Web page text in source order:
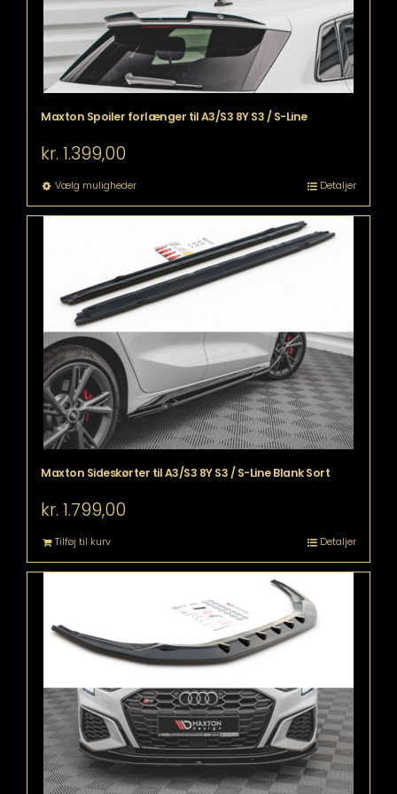
Maxton Spoiler forlænger til A3/S3 8Y S3 / S-Line
kr. 1.399,00
Vælg mulighederDette
vare
har
varianter.
Mulighederne
kan
vælges
varesiden
Detaljer
Maxton Sideskørter til A3/S3 8Y S3 / S-Line Blank Sort
kr. 1.799,00
Tilføj til kurv Detaljer